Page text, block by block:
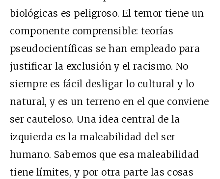
biológicas es peligroso. El temor tiene un
componente comprensible: teorías
pseudocientíficas se han empleado para
justificar la exclusión y el racismo. No
siempre es fácil desligar lo cultural y lo
natural, y es un terreno en el que conviene
ser cauteloso. Una idea central de la
izquierda es la maleabilidad del ser
humano. Sabemos que esa maleabilidad
tiene límites, y por otra parte las cosas